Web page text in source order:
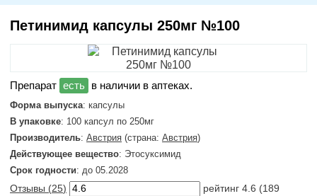
Петинимид капсулы 250мг №100
в наличии в аптеках.
Форма выпуска: капсулы
В упаковке: 100 капсул по 250мг
Производитель: Австрия (страна: Австрия)
Действующее вещество: Этосуксимид
Срок годности: до 05.2028
Отзывы (25) рейтинг 4.6 (189